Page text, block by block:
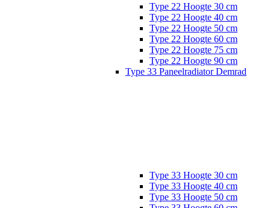
Type 22 Hoogte 30 cm
Type 22 Hoogte 40 cm
Type 22 Hoogte 50 cm
Type 22 Hoogte 60 cm
Type 22 Hoogte 75 cm
Type 22 Hoogte 90 cm
Type 33 Paneelradiator Demrad
Type 33 Hoogte 30 cm
Type 33 Hoogte 40 cm
Type 33 Hoogte 50 cm